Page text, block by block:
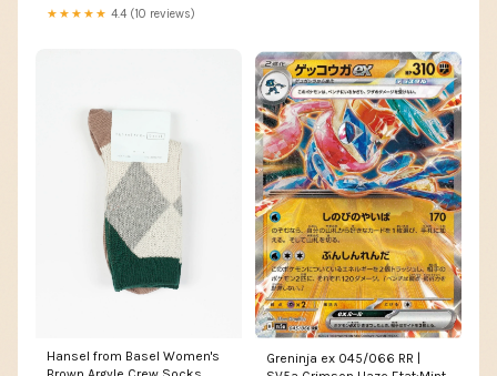
★★★★★ 4.4 (10 reviews)
Hansel from Basel Women's
Greninja ex 045/066 RR |